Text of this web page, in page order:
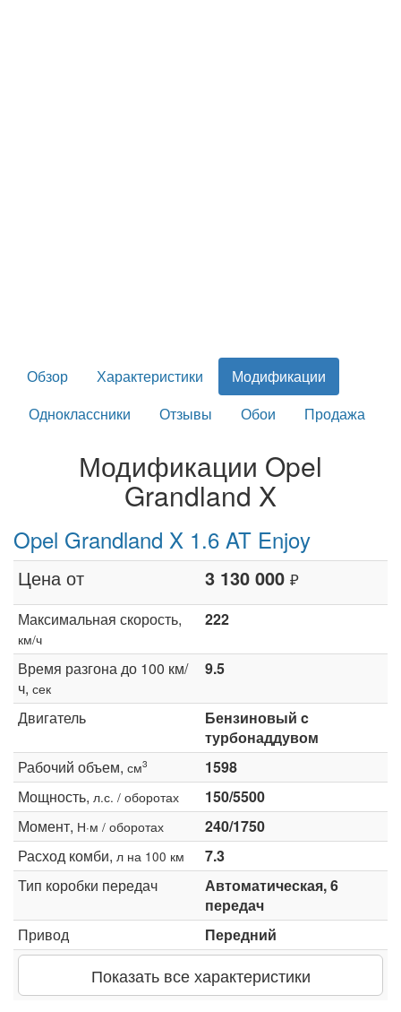
Обзор Характеристики
Модификации
Одноклассники
Отзывы Обои Продажа
Модификации Opel
Grandland X
Opel Grandland X 1.6 AT Enjoy
Цена от 3 130 000 ₽
Максимальная скорость,
км/ч
222
Время разгона до 100 км/
ч, сек
9.5
Двигатель
Бензиновый c
турбонаддувом
Рабочий объем, см3
1598
Мощность, л.с. / оборотах
150/5500
Момент, Н·м / оборотах
240/1750
Расход комби, л на 100 км
7.3
Тип коробки передач
Автоматическая, 6
передач
Привод
Передний
Показать все характеристики